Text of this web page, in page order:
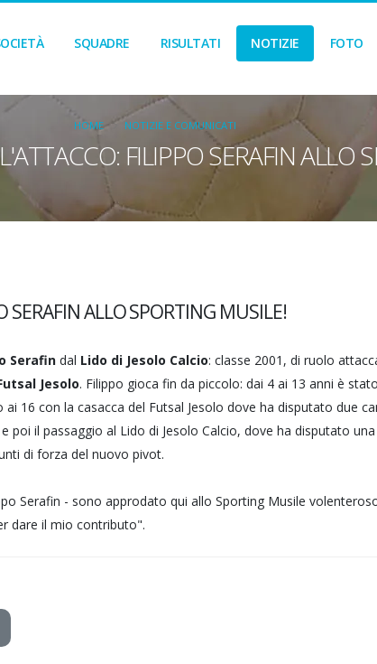
SQUADRE RISULTATI NOTIZIE FOTO
FILIPPO SERAFIN ALLO
HOME NOTIZIE E COMUNICATI
ALLO SPORTING MUSILE!
Serafin dal Lido di Jesolo Calcio: classe 2001, di ruolo
Jesolo. Filippo gioca fin da piccolo: dai 4 ai 13 anni è
16 con la casacca del Futsal Jesolo dove ha disputato due
e poi il passaggio al Lido di Jesolo Calcio, dove ha disputato
di forza del nuovo pivot.
Serafin - sono approdato qui allo Sporting Musile
dare il mio contributo".